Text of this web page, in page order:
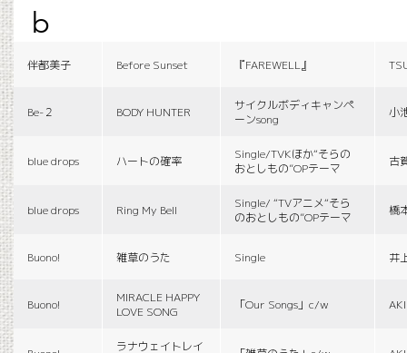
b
伴都美子 Before Sunset 『FAREWELL』
Be-２ BODY HUNTER
サイクルボディキャンペ
ーンsong
小
blue drops ハートの確率
Single/TVKほか“そらの
おとしもの”OPテーマ
古
blue drops Ring My Bell
Single/ “TVアニメ“そら
のおとしもの”OPテーマ
橋
Buono! 雑草のうた Single 井
Buono!
MIRACLE HAPPY
LOVE SONG
「Our Songs」c/w
ラナウェイトレイ